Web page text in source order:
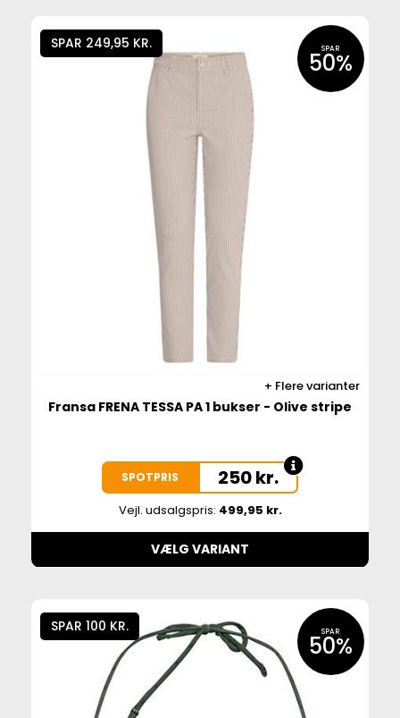
SPAR 249,95 KR. SPAR
50%
Flere varianter
Fransa FRENA TESSA PA 1 bukser - Olive stripe
SPOTPRIS 250kr.
Vejl. udsalgspris: 499,95 kr.
VÆLG VARIANT
SPAR 100 KR. SPAR
50%